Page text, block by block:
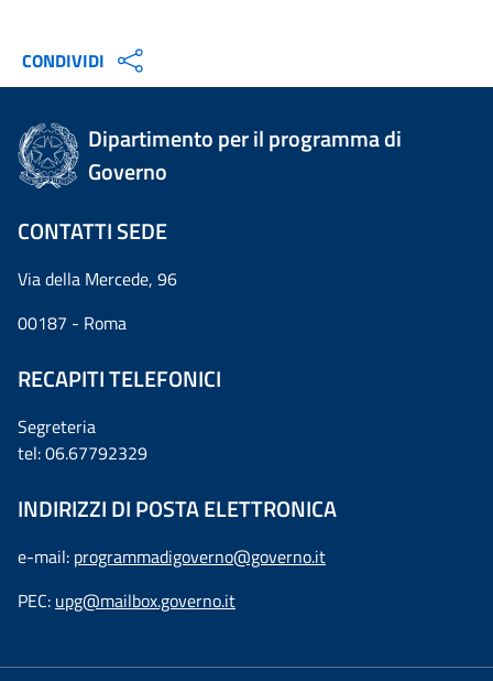
CONDIVIDI
Dipartimento per il programma di
Governo
CONTATTI SEDE
Via della Mercede, 96
00187 - Roma
RECAPITI TELEFONICI
Segreteria
tel: 06.67792329
INDIRIZZI DI POSTA ELETTRONICA
e-mail: programmadigoverno@governo.it
PEC: upg@mailbox.governo.it